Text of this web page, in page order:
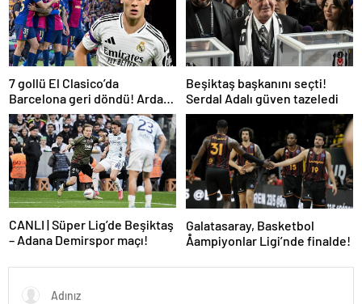
7 gollü El Clasico’da
Barcelona geri döndü! Arda
oynadı, Mbappe yetmedi
Beşiktaş başkanını seçti!
Serdal Adalı güven tazeledi
CANLI | Süper Lig’de Beşiktaş
– Adana Demirspor maçı!
Galatasaray, Basketbol
Åampiyonlar Ligi’nde finalde!